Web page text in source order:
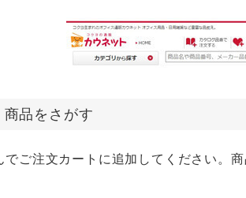
品をさがす
でご注文カートに追加してください。